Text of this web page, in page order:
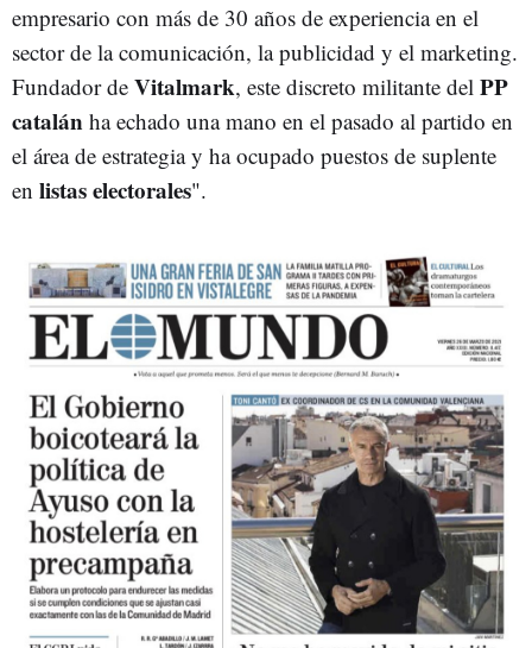
empresario con más de 30 años de experiencia en el
sector de la comunicación, la publicidad y el marketing.
Fundador de Vitalmark, este discreto militante del PP
catalán ha echado una mano en el pasado al partido en
el área de estrategia y ha ocupado puestos de suplente
en listas electorales".